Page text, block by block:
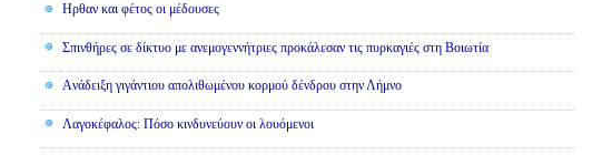
Ηρθαν και φέτος οι μέδουσες
Σπινθήρες σε δίκτυο με ανεμογεννήτριες προκάλεσαν τις πυρκαγιές στη Βοιωτία
Aνάδειξη γιγάντιου απολιθωμένου κορμού δένδρου στην Λήμνο
Λαγοκέφαλος: Πόσο κινδυνεύουν οι λουόμενοι